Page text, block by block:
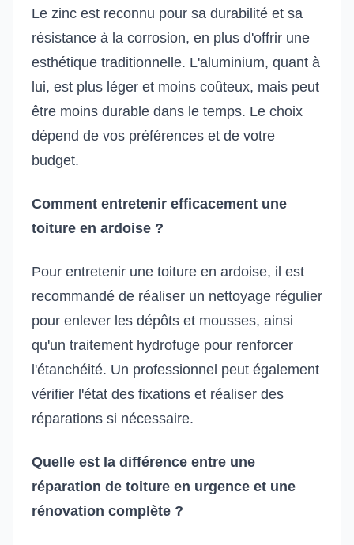
Le zinc est reconnu pour sa durabilité et sa
résistance à la corrosion, en plus d'offrir une
esthétique traditionnelle. L'aluminium, quant à
lui, est plus léger et moins coûteux, mais peut
être moins durable dans le temps. Le choix
dépend de vos préférences et de votre
budget.
Comment entretenir efficacement une
toiture en ardoise ?
Pour entretenir une toiture en ardoise, il est
recommandé de réaliser un nettoyage régulier
pour enlever les dépôts et mousses, ainsi
qu'un traitement hydrofuge pour renforcer
l'étanchéité. Un professionnel peut également
vérifier l'état des fixations et réaliser des
réparations si nécessaire.
Quelle est la différence entre une
réparation de toiture en urgence et une
rénovation complète ?